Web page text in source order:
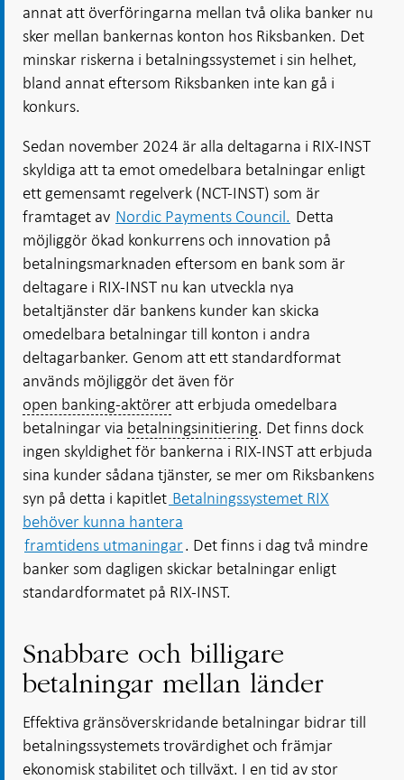
annat att överföringarna mellan två olika banker nu
sker mellan bankernas konton hos Riksbanken. Det
minskar riskerna i betalningssystemet i sin helhet,
bland annat eftersom Riksbanken inte kan gå i
konkurs.
Sedan november 2024 är alla deltagarna i RIX-INST
skyldiga att ta emot omedelbara betalningar enligt
ett gemensamt regelverk (NCT-INST) som är
framtaget av Nordic Payments Council. Detta
möjliggör ökad konkurrens och innovation på
betalningsmarknaden eftersom en bank som är
deltagare i RIX-INST nu kan utveckla nya
betaltjänster där bankens kunder kan skicka
omedelbara betalningar till konton i andra
deltagarbanker. Genom att ett standardformat
används möjliggör det även för
open banking-aktörer att erbjuda omedelbara
betalningar via betalningsinitiering. Det finns dock
ingen skyldighet för bankerna i RIX-INST att erbjuda
sina kunder sådana tjänster, se mer om Riksbankens
syn på detta i kapitlet Betalningssystemet RIX
behöver kunna hantera
framtidens utmaningar. Det finns i dag två mindre
banker som dagligen skickar betalningar enligt
standardformatet på RIX-INST.
Snabbare och billigare
betalningar mellan länder
Effektiva gränsöverskridande betalningar bidrar till
betalningssystemets trovärdighet och främjar
ekonomisk stabilitet och tillväxt. I en tid av stor